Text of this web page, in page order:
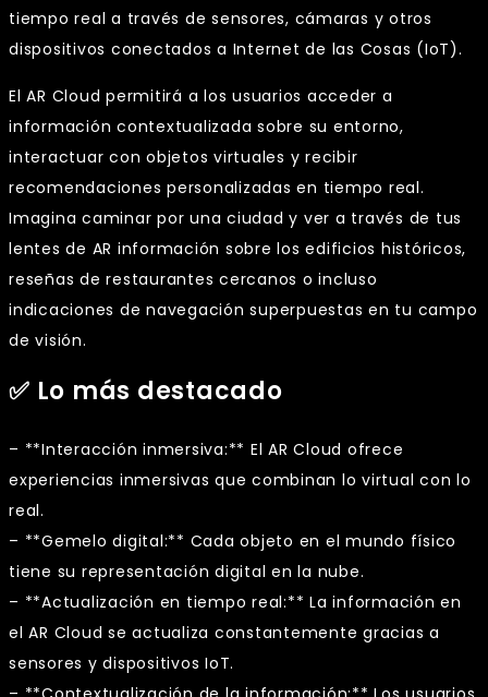
tiempo real a través de sensores, cámaras y otros
dispositivos conectados a Internet de las Cosas (IoT).
El AR Cloud permitirá a los usuarios acceder a
información contextualizada sobre su entorno,
interactuar con objetos virtuales y recibir
recomendaciones personalizadas en tiempo real.
Imagina caminar por una ciudad y ver a través de tus
lentes de AR información sobre los edificios históricos,
reseñas de restaurantes cercanos o incluso
indicaciones de navegación superpuestas en tu campo
de visión.
✅ Lo más destacado
– **Interacción inmersiva:** El AR Cloud ofrece
experiencias inmersivas que combinan lo virtual con lo
real.
– **Gemelo digital:** Cada objeto en el mundo físico
tiene su representación digital en la nube.
– **Actualización en tiempo real:** La información en
el AR Cloud se actualiza constantemente gracias a
sensores y dispositivos IoT.